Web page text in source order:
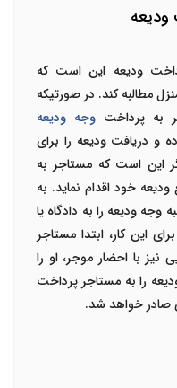
ودیعه
ودیعه این است که
مطالبه کند. در صورتیکه
به پرداختوجه ودیعه
و دریافت ودیعه را برای
این است که مستاجر به
خود اقدام نماید. به
وجه ودیعه را به دادگاه یا
این کار، ابتدا مستاجر
نیز با احضار موجر، او را
تا ظرف مدت 30 روز ودیعه را به مستاجر پرداخت
صادر خواهد شد.